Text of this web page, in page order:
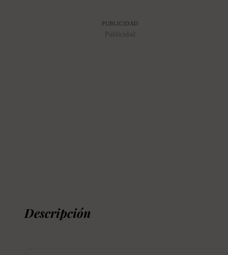
PUBLICIDAD
Publicidad
Descripción